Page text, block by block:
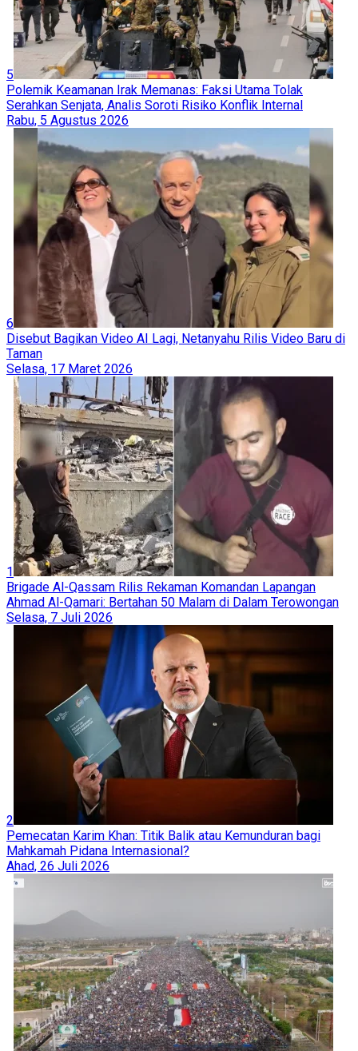
5
Polemik Keamanan Irak Memanas: Faksi Utama Tolak
Serahkan Senjata, Analis Soroti Risiko Konflik Internal
Rabu, 5 Agustus 2026
6
Disebut Bagikan Video AI Lagi, Netanyahu Rilis Video Baru di
Taman
Selasa, 17 Maret 2026
1
Brigade Al-Qassam Rilis Rekaman Komandan Lapangan
Ahmad Al-Qamari: Bertahan 50 Malam di Dalam Terowongan
Selasa, 7 Juli 2026
2
Pemecatan Karim Khan: Titik Balik atau Kemunduran bagi
Mahkamah Pidana Internasional?
Ahad, 26 Juli 2026